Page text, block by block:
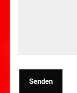
Senden